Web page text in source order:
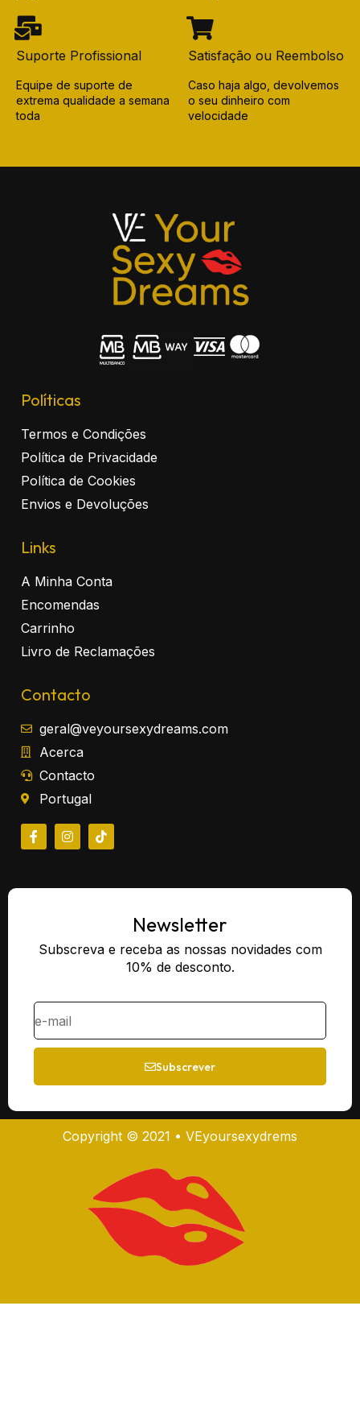
Suporte Profissional
Equipe de suporte de
extrema qualidade a semana
toda
Satisfação ou Reembolso
Caso haja algo, devolvemos
o seu dinheiro com
velocidade
Políticas
Termos e Condições
Política de Privacidade
Política de Cookies
Envios e Devoluções
Links
A Minha Conta
Encomendas
Carrinho
Livro de Reclamações
Contacto
geral@veyoursexydreams.com
Acerca
Contacto
Portugal
Newsletter
Subscreva e receba as nossas novidades com
10% de desconto.
Subscrever
Copyright © 2021 • VEyoursexydrems